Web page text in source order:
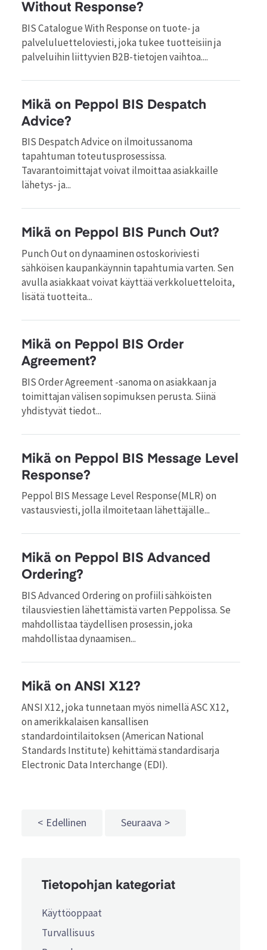
Without Response?
BIS Catalogue With Response on tuote- ja
palveluluetteloviesti, joka tukee tuotteisiin ja
palveluihin liittyvien B2B-tietojen vaihtoa....
Mikä on Peppol BIS Despatch
Advice?
BIS Despatch Advice on ilmoitussanoma
tapahtuman toteutusprosessissa.
Tavarantoimittajat voivat ilmoittaa asiakkaille
lähetys- ja...
Mikä on Peppol BIS Punch Out?
Punch Out on dynaaminen ostoskoriviesti
sähköisen kaupankäynnin tapahtumia varten. Sen
avulla asiakkaat voivat käyttää verkkoluetteloita,
lisätä tuotteita...
Mikä on Peppol BIS Order
Agreement?
BIS Order Agreement -sanoma on asiakkaan ja
toimittajan välisen sopimuksen perusta. Siinä
yhdistyvät tiedot...
Mikä on Peppol BIS Message Level
Response?
Peppol BIS Message Level Response(MLR) on
vastausviesti, jolla ilmoitetaan lähettäjälle...
Mikä on Peppol BIS Advanced
Ordering?
BIS Advanced Ordering on profiili sähköisten
tilausviestien lähettämistä varten Peppolissa. Se
mahdollistaa täydellisen prosessin, joka
mahdollistaa dynaamisen...
Mikä on ANSI X12?
ANSI X12, joka tunnetaan myös nimellä ASC X12,
on amerikkalaisen kansallisen
standardointilaitoksen (American National
Standards Institute) kehittämä standardisarja
Electronic Data Interchange (EDI).
Edellinen Seuraava
Tietopohjan kategoriat
Käyttöoppaat
Turvallisuus